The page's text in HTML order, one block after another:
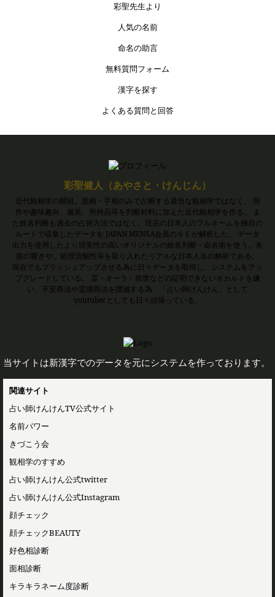
彩聖先生より
人気の名前
命名の助言
無料質問フォーム
漢字を探す
よくある質問と回答
彩聖健人（あやさと・けんじん）
近代観相学の開祖。面相・手相のみで占断する適当な観相学ではなく、 所
作や趣味趣向、服装、所持品等を判断材料に加えた近代観相学を作る。 ま
た姓名判断も過去の占術方法ではなく、現在の日本人のフルネームを独自の
ルートで収集したデータを JAPAN MENSA会員のＳＥが解析した、 データ
出力を使用したより現実性の高いオリジナルの姓名判断・命名術を使う。名
前の響きや、処理流暢性等を取り入れたリアルな日本人名の解析である。
現在でもブラッシュアップさせる為に日々データを取得し、システムをアッ
プグレードしている。 霊・オーラ・前世などの証明できないオカルトを嫌
い、不安商法や霊感商法を撲滅する為、「占い師けんけん」として
youtuberとしても日々頑張っている。
当サイトは新漢字でのデータを元にシステムを作っております。
関連サイト
占い師けんけんTV公式サイト
名前パワー
きづこう会
観相学のすすめ
占い師けんけん公式twitter
占い師けんけん公式Instagram
顔チェック
顔チェックBEAUTY
好色相診断
面相診断
キラキラネーム度診断